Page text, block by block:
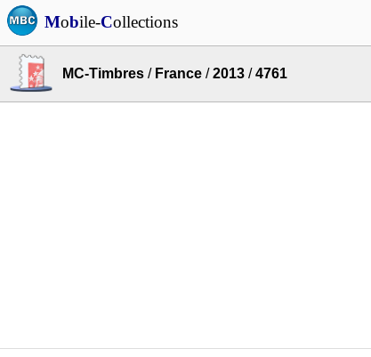
Mobile-Collections
MC-Timbres / France /2013 /4761